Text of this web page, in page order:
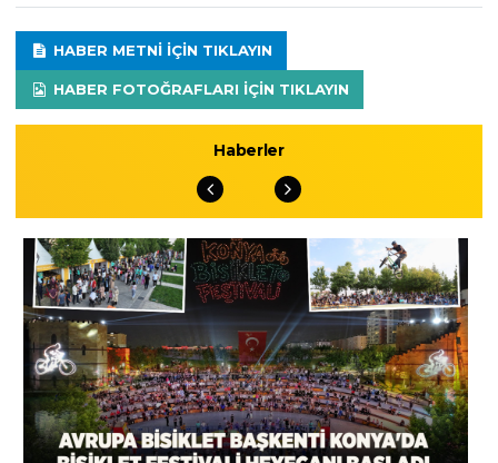
HABER METNI IÇIN TIKLAYIN
HABER FOTOĞRAFLARI IÇIN TIKLAYIN
Haberler